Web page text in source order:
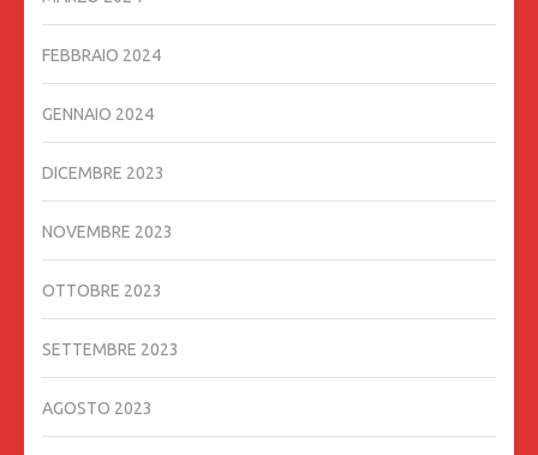
FEBBRAIO 2024
GENNAIO 2024
DICEMBRE 2023
NOVEMBRE 2023
OTTOBRE 2023
SETTEMBRE 2023
AGOSTO 2023